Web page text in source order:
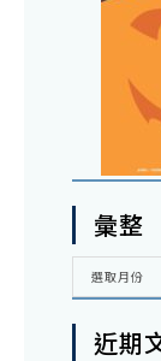
彙整
彙
選取月份
近期